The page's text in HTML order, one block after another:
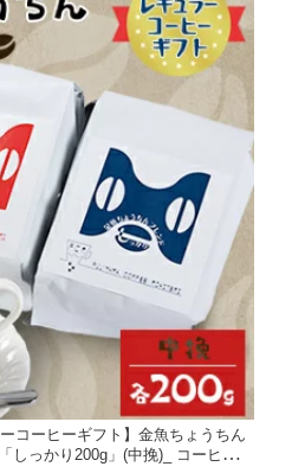
コーヒーギフト】金魚ちょうちん
しっかり200g」(中挽)_ コーヒー